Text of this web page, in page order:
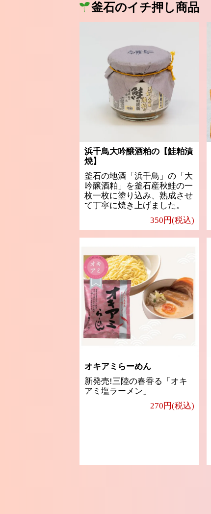
釜石のイチ押し商品
浜千鳥大吟醸酒粕の【鮭粕漬
焼】
釜石の地酒「浜千鳥」の「大
吟醸酒粕」を釜石産秋鮭の一
枚一枚に塗り込み、熟成させ
て丁寧に焼き上げました。
350円(税込)
オキアミらーめん
新発売!三陸の春香る「オキ
アミ塩ラーメン」
270円(税込)